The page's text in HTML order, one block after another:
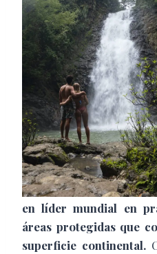
en líder mundial en
áreas protegidas que
superficie continental.